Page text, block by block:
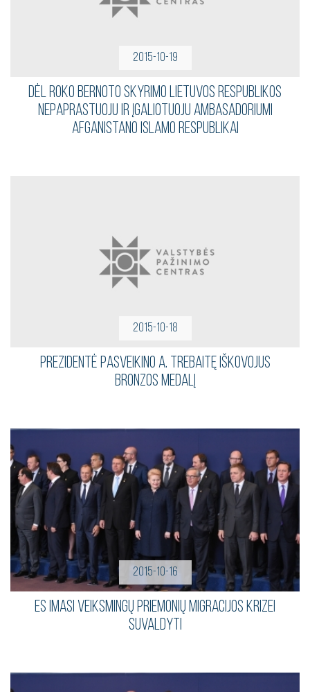
2015-10-19
DĖL ROKO BERNOTO SKYRIMO LIETUVOS RESPUBLIKOS
NEPAPRASTUOJU IR ĮGALIOTUOJU AMBASADORIUMI
AFGANISTANO ISLAMO RESPUBLIKAI
2015-10-18
Prezidentė pasveikino A. Trebaitę iškovojus
bronzos medalį
2015-10-16
ES imasi veiksmingų priemonių migracijos krizei
suvaldyti